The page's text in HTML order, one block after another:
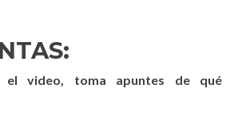
el video, toma apuntes de qué